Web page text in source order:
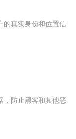
的真实身份和位置信
，防止黑客和其他恶